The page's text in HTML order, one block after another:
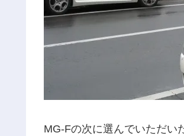
MG-Fの次に選んでいただ